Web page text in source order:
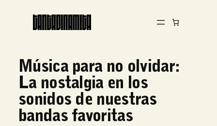
Música para no olvidar:
La nostalgia en los
sonidos de nuestras
bandas favoritas